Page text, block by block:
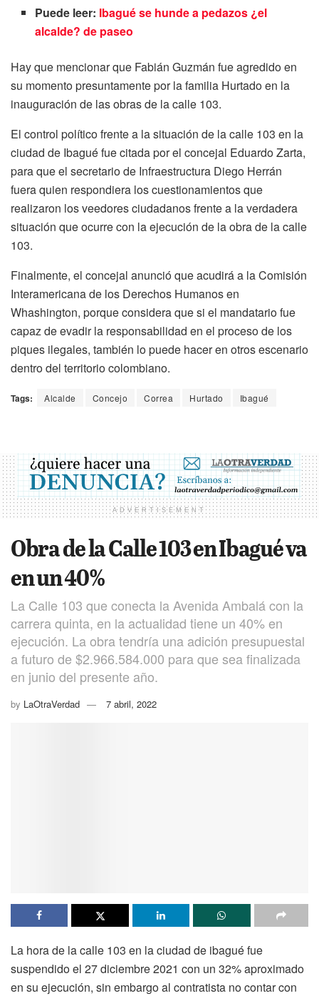
Puede leer: Ibagué se hunde a pedazos ¿el
alcalde? de paseo
Hay que mencionar que Fabián Guzmán fue agredido en
su momento presuntamente por la familia Hurtado en la
inauguración de las obras de la calle 103.
El control político frente a la situación de la calle 103 en la
ciudad de Ibagué fue citada por el concejal Eduardo Zarta,
para que el secretario de Infraestructura Diego Herrán
fuera quien respondiera los cuestionamientos que
realizaron los veedores ciudadanos frente a la verdadera
situación que ocurre con la ejecución de la obra de la calle
103.
Finalmente, el concejal anunció que acudirá a la Comisión
Interamericana de los Derechos Humanos en
Whashington, porque considera que si el mandatario fue
capaz de evadir la responsabilidad en el proceso de los
piques ilegales, también lo puede hacer en otros escenario
dentro del territorio colombiano.
Tags: Alcalde Concejo Correa Hurtado Ibagué
ADVERTISEMENT
Obra de la Calle 103 en Ibagué va
en un 40%
La Calle 103 que conecta la Avenida Ambalá con la
carrera quinta, en la actualidad tiene un 40% en
ejecución. La obra tendría una adición presupuestal
a futuro de $2.966.584.000 para que sea finalizada
en junio del presente año.
by LaOtraVerdad 7 abril, 2022
La hora de la calle 103 en la ciudad de ibagué fue
suspendido el 27 diciembre 2021 con un 32% aproximado
en su ejecución, sin embargo al contratista no contar con